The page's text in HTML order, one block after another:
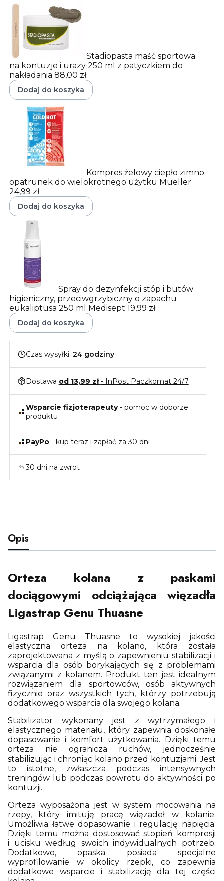
Stadiopasta maść sportowa
na kontuzje i urazy 250 ml z patyczkiem do
nakładania 88,00 zł
Dodaj do koszyka
Kompres żelowy ciepło zimno
opatrunek do wielokrotnego użytku Mueller
24,99 zł
Dodaj do koszyka
Spray do dezynfekcji stóp i butów
higieniczny, przeciwgrzybiczny o zapachu
eukaliptusa 250 ml Medisept 19,99 zł
Dodaj do koszyka
Czas wysyłki: 24 godziny
Dostawa od 13,99 zł- InPost Paczkomat 24/7
Wsparcie fizjoterapeuty- pomoc w doborze
produktu
PayPo- kup teraz i zapłać za 30 dni
30 dni na zwrot
Opis
Orteza kolana z paskami
dociągowymi odciążająca więzadła
Ligastrap Genu Thuasne
Ligastrap Genu Thuasne to wysokiej jakości
elastyczna orteza na kolano, która została
zaprojektowana z myślą o zapewnieniu stabilizacji i
wsparcia dla osób borykających się z problemami
związanymi z kolanem. Produkt ten jest idealnym
rozwiązaniem dla sportowców, osób aktywnych
fizycznie oraz wszystkich tych, którzy potrzebują
dodatkowego wsparcia dla swojego kolana.
Stabilizator wykonany jest z wytrzymałego i
elastycznego materiału, który zapewnia doskonałe
dopasowanie i komfort użytkowania. Dzięki temu
orteza nie ogranicza ruchów, jednocześnie
stabilizując i chroniąc kolano przed kontuzjami. Jest
to istotne, zwłaszcza podczas intensywnych
treningów lub podczas powrotu do aktywności po
kontuzji.
Orteza wyposażona jest w system mocowania na
rzepy, który imituję pracę więzadeł w kolanie.
Umożliwia łatwe dopasowanie i regulację napięcia.
Dzięki temu można dostosować stopień kompresji
i ucisku według swoich indywidualnych potrzeb.
Dodatkowo, opaska posiada specjalne
wyprofilowanie w okolicy rzepki, co zapewnia
dodatkowe wsparcie i stabilizację dla tej części